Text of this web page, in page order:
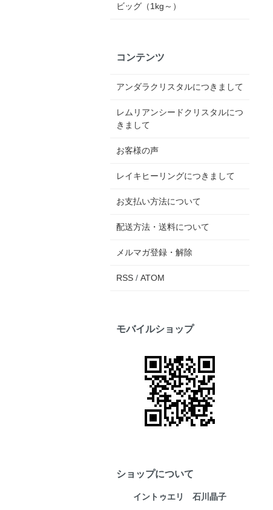
ビッグ（1kg～）
コンテンツ
アンダラクリスタルにつきまして
レムリアンシードクリスタルにつ
きまして
お客様の声
レイキヒーリングにつきまして
お支払い方法について
配送方法・送料について
メルマガ登録・解除
RSS / ATOM
モバイルショップ
ショップについて
イントゥエリ 石川晶子